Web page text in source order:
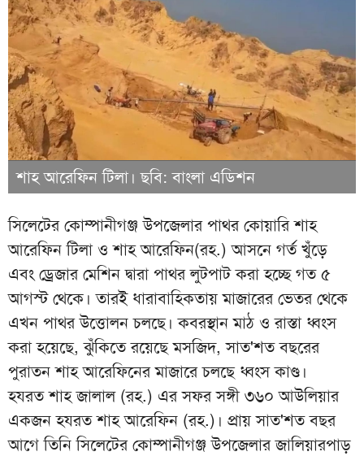
শাহ আরেফিন টিলা। ছবি: বাংলা এডিশন
সিলেটের কোম্পানীগঞ্জ উপজেলার পাথর কোয়ারি শাহ
আরেফিন টিলা ও শাহ আরেফিন(রহ.) আসনে গর্ত খুঁড়ে
এবং ড্রেজার মেশিন দ্বারা পাথর লুটপাট করা হচ্ছে গত ৫
আগস্ট থেকে। তারই ধারাবাহিকতায় মাজারের ভেতর থেকে
এখন পাথর উত্তোলন চলছে। কবরস্থান মাঠ ও রাস্তা ধ্বংস
করা হয়েছে, ঝুঁকিতে রয়েছে মসজিদ, সাত'শত বছরের
পুরাতন শাহ আরেফিনের মাজারে চলছে ধ্বংস কাণ্ড।
হযরত শাহ জালাল (রহ.) এর সফর সঙ্গী ৩৬০ আউলিয়ার
একজন হযরত শাহ আরেফিন (রহ.)। প্রায় সাত'শত বছর
আগে তিনি সিলেটের কোম্পানীগঞ্জ উপজেলার জালিয়ারপাড়